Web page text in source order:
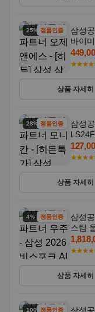
28% 할인정품인증
삼성
컴퓨
상품 자세히
4% 할인정품인증
삼성
스팀
레이
상품 자세히
100% 할인
정품인증
삼성
스팀
콜
가격
상품 자세히
20% 할인정품인증
삼성